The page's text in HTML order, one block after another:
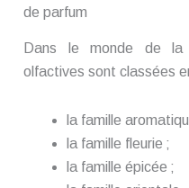
de parfum
Dans le monde de la
olfactives sont classées
la famille
la famille fleurie ;
la famille épicée ;